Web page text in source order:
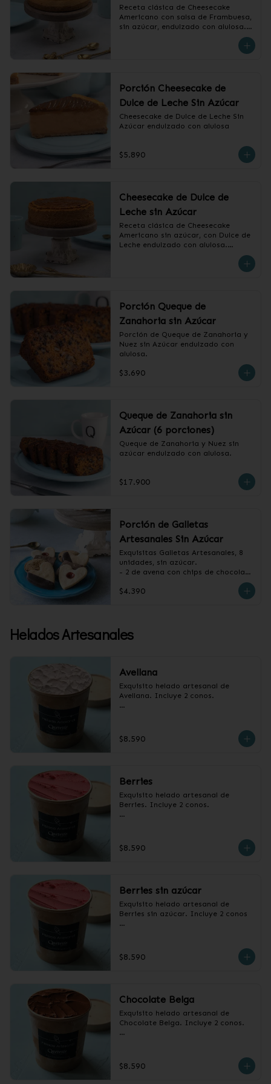
Receta clásica de Cheesecake
Americano con salsa de Frambuesa,
sin azúcar, endulzado con alulosa.
Porción Cheesecake de
Dulce de Leche Sin Azúcar
Cheesecake de Dulce de Leche Sin
Azúcar endulzado con alulosa
$5.890
Cheesecake de Dulce de
Leche sin Azúcar
Receta clásica de Cheesecake
Americano sin azúcar, con Dulce de
Leche endulzado con alulosa.
Porción Queque de
Zanahoria sin Azúcar
Porción de Queque de Zanahoria y
Nuez sin Azúcar endulzado con
alulosa.
$3.690
Queque de Zanahoria sin
Azúcar (6 porciones)
Queque de Zanahoria y Nuez sin
azúcar endulzado con alulosa.
$17.900
Porción de Galletas
Artesanales Sin Azúcar
Exquisitas Galletas Artesanales, 8
unidades, sin azúcar.
- 2 de avena con chips de chocolate
chocolate
$4.390
Helados Artesanales
Avellana
Exquisito helado artesanal de
Avellana. Incluye 2 conos.
$8.590
Berries
Exquisito helado artesanal de
Berries. Incluye 2 conos.
$8.590
Berries sin azúcar
Exquisito helado artesanal de
Berries sin azúcar. Incluye 2 conos
$8.590
Chocolate Belga
Exquisito helado artesanal de
Chocolate Belga. Incluye 2 conos.
$8.590